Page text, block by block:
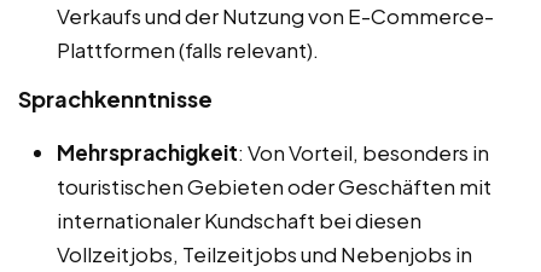
Verkaufs und der Nutzung von E-Commerce-
Plattformen (falls relevant).
Sprachkenntnisse
Mehrsprachigkeit: Von Vorteil, besonders in
touristischen Gebieten oder Geschäften mit
internationaler Kundschaft bei diesen
Vollzeitjobs, Teilzeitjobs und Nebenjobs in